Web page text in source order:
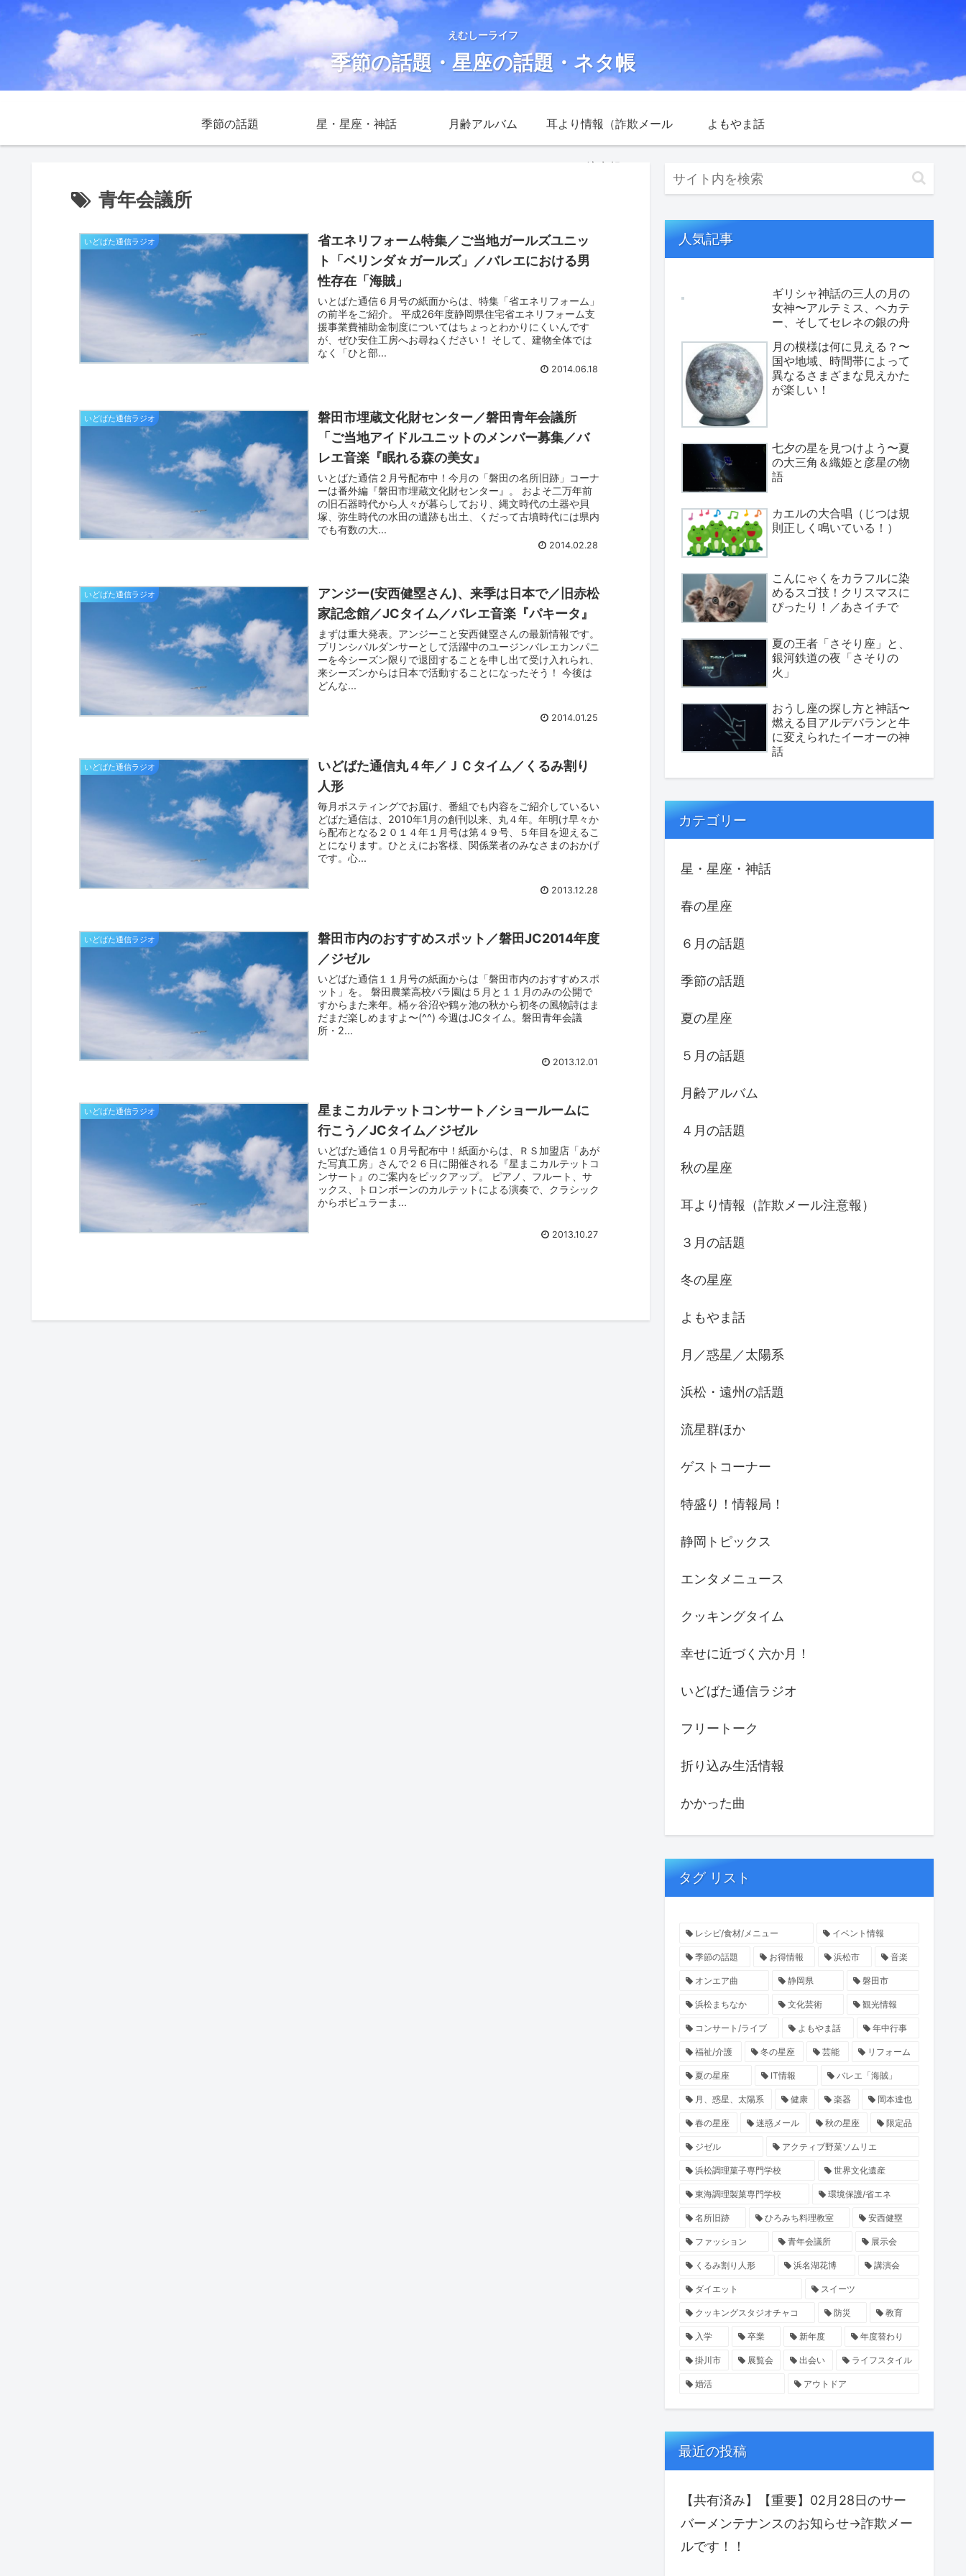
えむしーライフ
季節の話題・星座の話題・ネタ帳
季節の話題 星・星座・神話 月齢アルバム 耳より情報（詐欺メール
注意報）
よもやま話
青年会議所
いどばた通信ラジオ
省エネリフォーム特集／ご当地ガールズユニッ
ト「ベリンダ☆ガールズ」／バレエにおける男
性存在「海賊」
いとばた通信６月号の紙面からは、特集「省エネリフォーム」
の前半をご紹介。 平成26年度静岡県住宅省エネリフォーム支
援事業費補助金制度についてはちょっとわかりにくいんです
が、ぜひ安住工房へお尋ねください！ そして、建物全体では
なく「ひと部...
2014.06.18
いどばた通信ラジオ
磐田市埋蔵文化財センター／磐田青年会議所
「ご当地アイドルユニットのメンバー募集／バ
レエ音楽『眠れる森の美女』
いとばた通信２月号配布中！今月の「磐田の名所旧跡」コーナ
ーは番外編『磐田市埋蔵文化財センター』。 およそ二万年前
の旧石器時代から人々が暮らしており、縄文時代の土器や貝
塚、弥生時代の水田の遺跡も出土、くだって古墳時代には県内
でも有数の大...
2014.02.28
いどばた通信ラジオ
アンジー(安西健塁さん)、来季は日本で／旧赤松
家記念館／JCタイム／バレエ音楽『パキータ』
まずは重大発表。アンジーこと安西健塁さんの最新情報です。
プリンシパルダンサーとして活躍中のユージンバレエカンパニ
ーを今シーズン限りで退団することを申し出て受け入れられ、
来シーズンからは日本で活動することになったそう！ 今後は
どんな...
2014.01.25
いどばた通信ラジオ
いどばた通信丸４年／ＪＣタイム／くるみ割り
人形
毎月ポスティングでお届け、番組でも内容をご紹介しているい
どばた通信は、2010年1月の創刊以来、丸４年。年明け早々か
ら配布となる２０１４年１月号は第４９号、５年目を迎えるこ
とになります。ひとえにお客様、関係業者のみなさまのおかげ
です。心...
2013.12.28
いどばた通信ラジオ
磐田市内のおすすめスポット／磐田JC2014年度
／ジゼル
いどばた通信１１月号の紙面からは「磐田市内のおすすめスポ
ット」を。 磐田農業高校バラ園は５月と１１月のみの公開で
すからまた来年。桶ヶ谷沼や鶴ヶ池の秋から初冬の風物詩はま
だまだ楽しめますよ〜(^^) 今週はJCタイム。磐田青年会議
所・2...
2013.12.01
いどばた通信ラジオ
星まこカルテットコンサート／ショールームに
行こう／JCタイム／ジゼル
いどばた通信１０月号配布中！紙面からは、ＲＳ加盟店「あが
た写真工房」さんで２６日に開催される『星まこカルテットコ
ンサート』のご案内をピックアップ。 ピアノ、フルート、サ
ックス、トロンボーンのカルテットによる演奏で、クラシック
からポピュラーま...
2013.10.27
人気記事
ギリシャ神話の三人の月の
女神〜アルテミス、ヘカテ
ー、そしてセレネの銀の舟
月の模様は何に見える？〜
国や地域、時間帯によって
異なるさまざまな見えかた
が楽しい！
七夕の星を見つけよう〜夏
の大三角＆織姫と彦星の物
語
カエルの大合唱（じつは規
則正しく鳴いている！）
こんにゃくをカラフルに染
めるスゴ技！クリスマスに
ぴったり！／あさイチで
夏の王者「さそり座」と、
銀河鉄道の夜「さそりの
火」
おうし座の探し方と神話〜
燃える目アルデバランと牛
に変えられたイーオーの神
話
カテゴリー
星・星座・神話
春の星座
６月の話題
季節の話題
夏の星座
５月の話題
月齢アルバム
４月の話題
秋の星座
耳より情報（詐欺メール注意報）
３月の話題
冬の星座
よもやま話
月／惑星／太陽系
浜松・遠州の話題
流星群ほか
ゲストコーナー
特盛り！情報局！
静岡トピックス
エンタメニュース
クッキングタイム
幸せに近づく六か月！
いどばた通信ラジオ
フリートーク
折り込み生活情報
かかった曲
タグ リスト
レシピ/食材/メニュー イベント情報
季節の話題 お得情報 浜松市 音楽
オンエア曲 静岡県 磐田市
浜松まちなか 文化芸術 観光情報
コンサート/ライブ よもやま話 年中行事
福祉/介護 冬の星座 芸能 リフォーム
夏の星座 IT情報 バレエ「海賊」
月、惑星、太陽系 健康 楽器 岡本達也
春の星座 迷惑メール 秋の星座 限定品
ジゼル アクティブ野菜ソムリエ
浜松調理菓子専門学校 世界文化遺産
東海調理製菓専門学校 環境保護/省エネ
名所旧跡 ひろみち料理教室 安西健塁
ファッション 青年会議所 展示会
くるみ割り人形 浜名湖花博 講演会
ダイエット スイーツ
クッキングスタジオチャコ 防災 教育
入学 卒業 新年度 年度替わり
掛川市 展覧会 出会い ライフスタイル
婚活 アウトドア
最近の投稿
【共有済み】【重要】02月28日のサー
バーメンテナンスのお知らせ→詐欺メー
ルです！！